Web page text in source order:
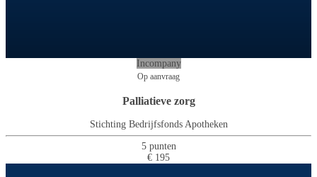
Incompany
Op aanvraag
Palliatieve zorg
Stichting Bedrijfsfonds Apotheken
5 punten
€ 195